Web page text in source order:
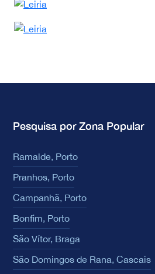
Pesquisa por Zona Popular
Ramalde, Porto
Pranhos, Porto
Campanhã, Porto
Bonfim, Porto
São Vítor, Braga
São Domingos de Rana, Cascais